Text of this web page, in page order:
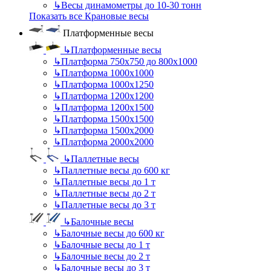
↳Весы динамометры до 10-30 тонн
Показать все Крановые весы
Платформенные весы
↳Платформенные весы
↳Платформа 750х750 до 800х1000
↳Платформа 1000х1000
↳Платформа 1000х1250
↳Платформа 1200х1200
↳Платформа 1200х1500
↳Платформа 1500х1500
↳Платформа 1500х2000
↳Платформа 2000х2000
↳Паллетные весы
↳Паллетные весы до 600 кг
↳Паллетные весы до 1 т
↳Паллетные весы до 2 т
↳Паллетные весы до 3 т
↳Балочные весы
↳Балочные весы до 600 кг
↳Балочные весы до 1 т
↳Балочные весы до 2 т
↳Балочные весы до 3 т